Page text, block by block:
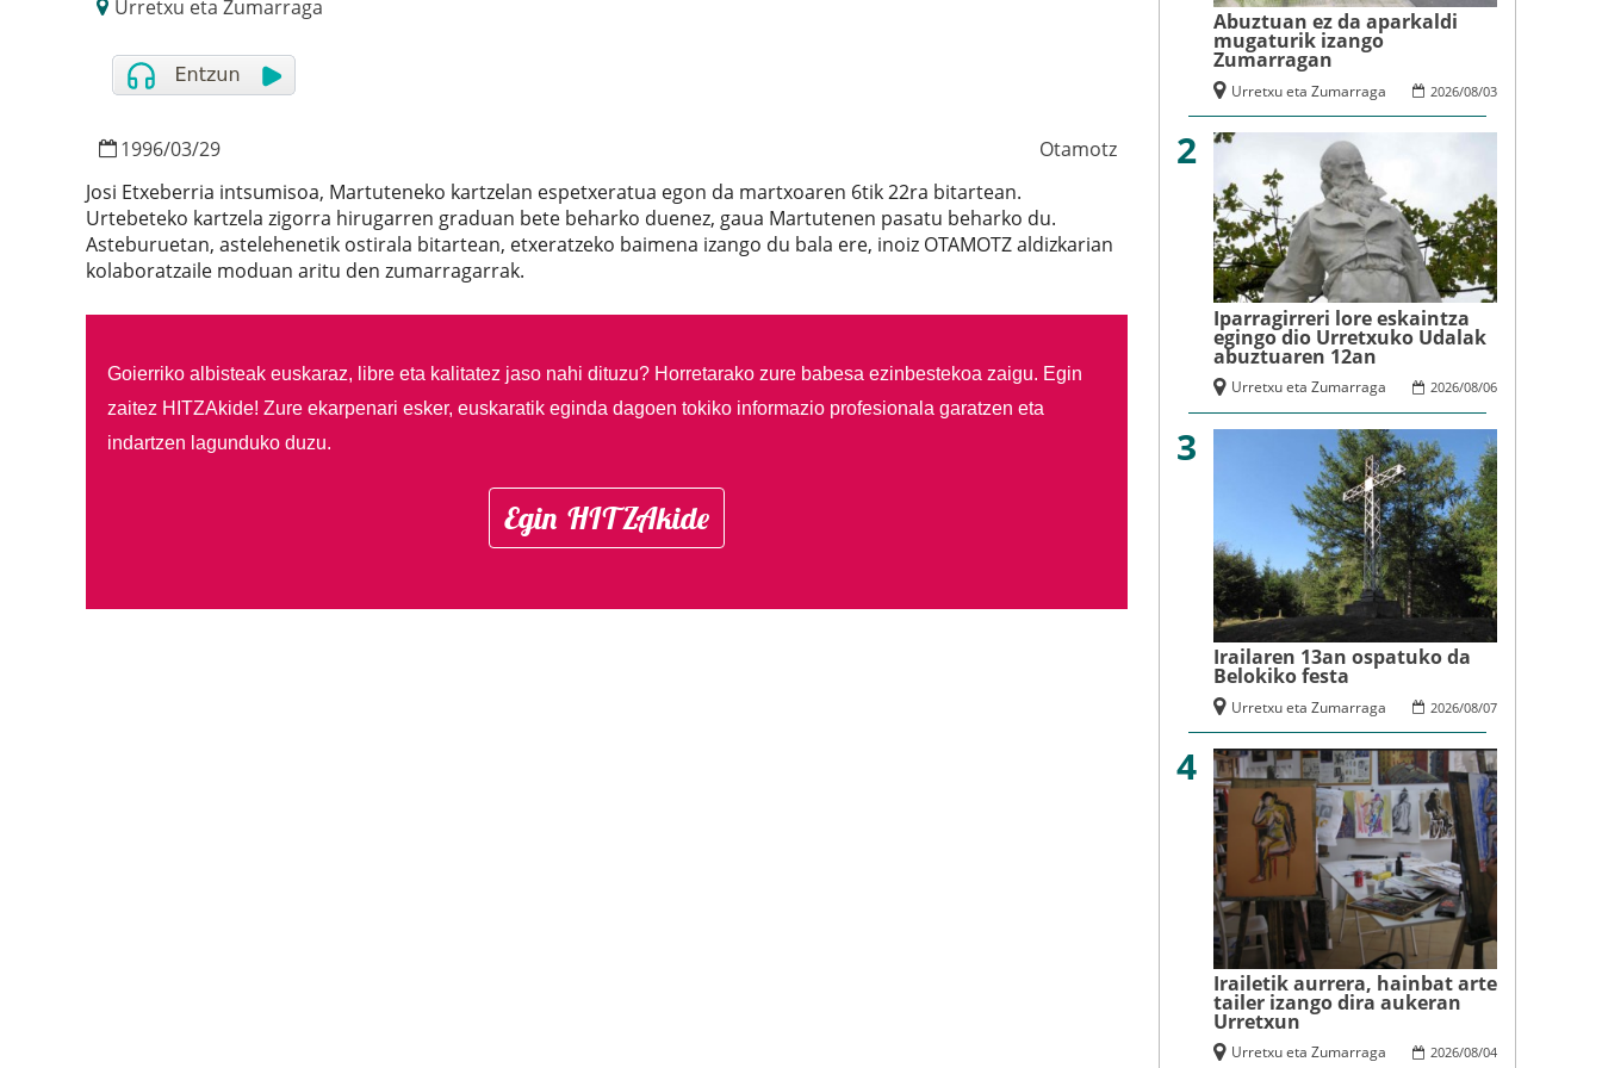
Urretxu eta Zumarraga
1996/03/29
Otamotz
Josi Etxeberria intsumisoa, Martuteneko kartzelan espetxeratua egon da martxoaren 6tik 22ra bitartean.
Urtebeteko kartzela zigorra hirugarren graduan bete beharko duenez, gaua Martutenen pasatu beharko du.
Asteburuetan, astelehenetik ostirala bitartean, etxeratzeko baimena izango du bala ere, inoiz OTAMOTZ aldizkarian
kolaboratzaile moduan aritu den zumarragarrak.
Goierriko albisteak euskaraz, libre eta kalitatez jaso nahi dituzu? Horretarako zure babesa ezinbestekoa zaigu. Egin
zaitez HITZAkide! Zure ekarpenari esker, euskaratik eginda dagoen tokiko informazio profesionala garatzen eta
indartzen lagunduko duzu.
Egin HITZAkide
Abuztuan ez da aparkaldi
mugaturik izango
Zumarragan
2026/08/03
Urretxu eta Zumarraga
2
Iparragirreri lore eskaintza
egingo dio Urretxuko Udalak
abuztuaren 12an
2026/08/06
Urretxu eta Zumarraga
3
Irailaren 13an ospatuko da
Belokiko festa
2026/08/07
Urretxu eta Zumarraga
4
Irailetik aurrera, hainbat arte
tailer izango dira aukeran
Urretxun
2026/08/04
Urretxu eta Zumarraga